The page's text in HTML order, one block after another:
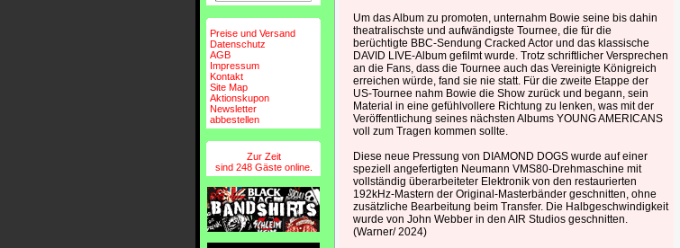
Preise und Versand
Datenschutz
AGB
Impressum
Kontakt
Site Map
Aktionskupon
Newsletter
abbestellen
Zur Zeit
sind 248 Gäste online.
Um das Album zu promoten, unternahm Bowie seine bis dahin
theatralischste und aufwändigste Tournee, die für die
berüchtigte BBC-Sendung Cracked Actor und das klassische
DAVID LIVE-Album gefilmt wurde. Trotz schriftlicher Versprechen
an die Fans, dass die Tournee auch das Vereinigte Königreich
erreichen würde, fand sie nie statt. Für die zweite Etappe der
US-Tournee nahm Bowie die Show zurück und begann, sein
Material in eine gefühlvollere Richtung zu lenken, was mit der
Veröffentlichung seines nächsten Albums YOUNG AMERICANS
voll zum Tragen kommen sollte.
Diese neue Pressung von DIAMOND DOGS wurde auf einer
speziell angefertigten Neumann VMS80-Drehmaschine mit
vollständig überarbeiteter Elektronik von den restaurierten
192kHz-Mastern der Original-Masterbänder geschnitten, ohne
zusätzliche Bearbeitung beim Transfer. Die Halbgeschwindigkeit
wurde von John Webber in den AIR Studios geschnitten.
(Warner/ 2024)